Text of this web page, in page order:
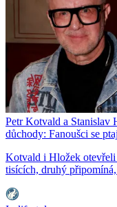
Petr Kotvald a Stanislav
důchody: Fanoušci se
Kotvald i Hložek otevřeli
tisících, druhý